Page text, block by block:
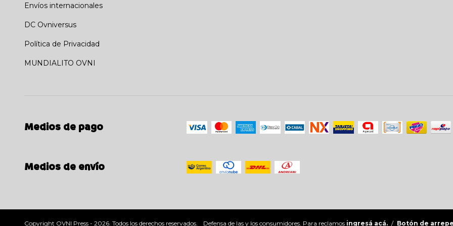
Envíos internacionales
DC Ovniversus
Política de Privacidad
MUNDIALITO OVNI
Medios de pago
Medios de envío
Copyright OVNI Press - 2026. Todos los derechos reservados. Defensa de las y los consumidores. Para reclamos ingresá acá. / Botón de